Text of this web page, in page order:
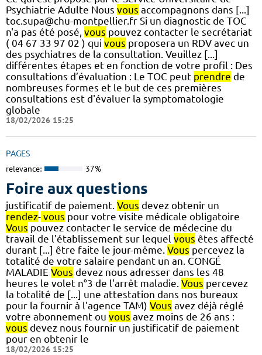
Psychiatrie Adulte Nous vous accompagnons dans [...]
toc.supa@chu-montpellier.fr Si un diagnostic de TOC
n'a pas été posé, vous pouvez contacter le secrétariat
( 04 67 33 97 02 ) qui vous proposera un RDV avec un
des psychiatres de la consultation. Veuillez [...]
différentes étapes et en fonction de votre profil : Des
consultations d’évaluation : Le TOC peut prendre de
nombreuses formes et le but de ces premières
consultations est d'évaluer la symptomatologie
globale
18/02/2026 15:25
PAGES
relevance: 37%
Foire aux questions
justificatif de paiement. Vous devez obtenir un
rendez- vous pour votre visite médicale obligatoire
Vous pouvez contacter le service de médecine du
travail de l'établissement sur lequel vous êtes affecté
durant [...] être faite le jour-même. Vous percevez la
totalité de votre salaire pendant un an. CONGÉ
MALADIE Vous devez nous adresser dans les 48
heures le volet n°3 de l'arrêt maladie. Vous percevez
la totalité de [...] une attestation dans nos bureaux
pour la fournir à l'agence TAM) Vous avez déjà réglé
votre abonnement ou vous avez moins de 26 ans :
vous devez nous fournir un justificatif de paiement
pour en obtenir le
18/02/2026 15:25